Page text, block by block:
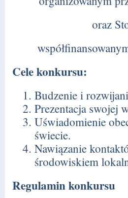
oraz
Cele konkursu:
Budzenie i
Prezentacja swojej
Uświadomienie
świecie.
Nawiązanie
środowiskiem
Regulamin konkursu